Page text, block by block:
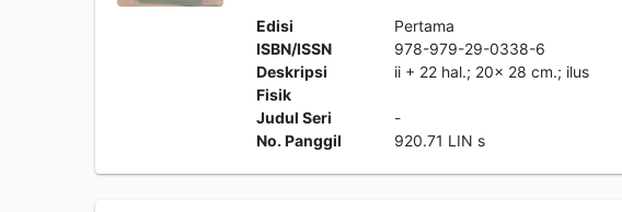
Edisi
Pertama
ISBN/ISSN
978-979-29-0338-6
Deskripsi
Fisik
ii + 22 hal.; 20x 28 cm.; ilus
Judul Seri
-
No. Panggil
920.71 LIN s